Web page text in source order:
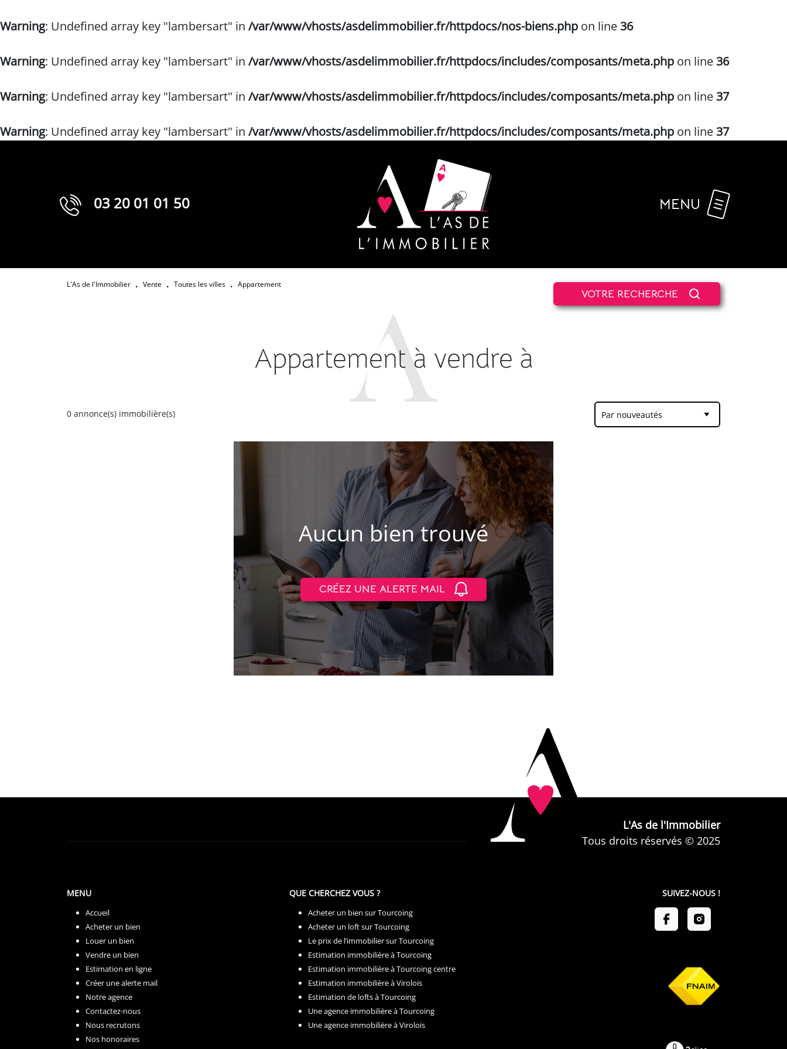
Warning: Undefined array key "lambersart" in /var/www/vhosts/asdelimmobilier.fr/httpdocs/nos-biens.php on line 36
Warning: Undefined array key "lambersart" in /var/www/vhosts/asdelimmobilier.fr/httpdocs/includes/composants/meta.php on line 36
Warning: Undefined array key "lambersart" in /var/www/vhosts/asdelimmobilier.fr/httpdocs/includes/composants/meta.php on line 37
Warning: Undefined array key "lambersart" in /var/www/vhosts/asdelimmobilier.fr/httpdocs/includes/composants/meta.php on line 37
03 20 01 01 50 MENU
L'As de l'Immobilier • Vente • Toutes les villes • Appartement
VOTRE RECHERCHE
Appartement à vendre à
0 annonce(s) immobilière(s) Par nouveautés
Aucun bien trouvé
CRÉEZ UNE ALERTE MAIL
L'As de l'Immobilier
Tous droits réservés © 2025
MENU
Accueil
Acheter un bien
Louer un bien
Vendre un bien
Estimation en ligne
Créer une alerte mail
Notre agence
Contactez-nous
Nous recrutons
Nos honoraires
QUE CHERCHEZ VOUS ?
Acheter un bien sur Tourcoing
Acheter un loft sur Tourcoing
Le prix de l’immobilier sur Tourcoing
Estimation immobilière à Tourcoing
Estimation immobilière à Tourcoing centre
Estimation immobilière à Virolois
Estimation de lofts à Tourcoing
Une agence immobilière à Tourcoing
Une agence immobilière à Virolois
SUIVEZ-NOUS !